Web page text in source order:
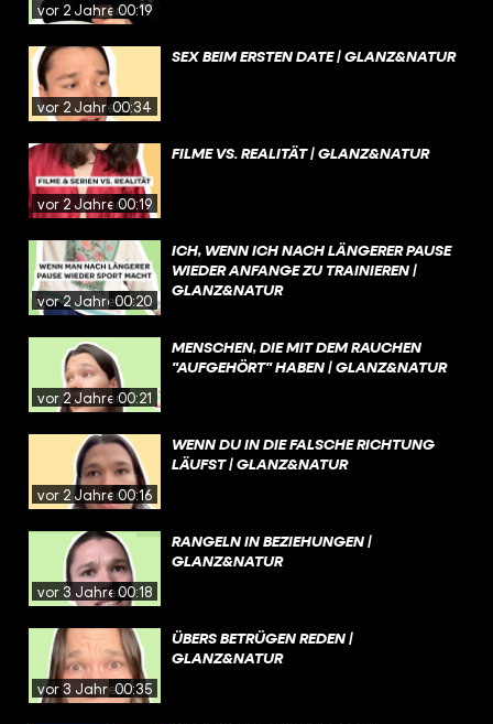
vor 2 Jahren00:19
vor 2 Jahren00:34
SEX BEIM ERSTEN DATE | GLANZ&NATUR
vor 2 Jahren00:19
FILME VS. REALITÄT | GLANZ&NATUR
vor 2 Jahren00:20
ICH, WENN ICH NACH LÄNGERER PAUSE
WIEDER ANFANGE ZU TRAINIEREN |
GLANZ&NATUR
vor 2 Jahren00:21
MENSCHEN, DIE MIT DEM RAUCHEN
"AUFGEHÖRT" HABEN | GLANZ&NATUR
vor 2 Jahren00:16
WENN DU IN DIE FALSCHE RICHTUNG
LÄUFST | GLANZ&NATUR
vor 3 Jahren00:18
RANGELN IN BEZIEHUNGEN |
GLANZ&NATUR
vor 3 Jahren00:35
ÜBERS BETRÜGEN REDEN |
GLANZ&NATUR